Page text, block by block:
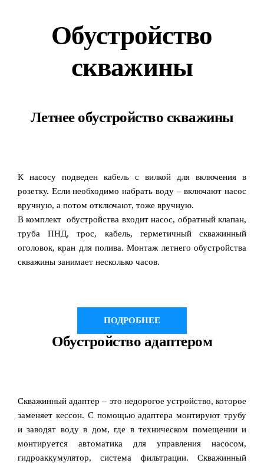
Обустройство
скважины
Летнее обустройство скважины
К насосу подведен кабель с вилкой для включения в
розетку. Если необходимо набрать воду – включают насос
вручную, а потом отключают, тоже вручную.
В комплект обустройства входит насос, обратный клапан,
труба ПНД, трос, кабель, герметичный скважинный
оголовок, кран для полива. Монтаж летнего обустройства
скважины занимает несколько часов.
ПОДРОБНЕЕ
Обустройство адаптером
Скважинный адаптер – это недорогое устройство, которое
заменяет кессон. С помощью адаптера монтируют трубу
и заводят воду в дом, где в техническом помещении и
монтируется автоматика для управления насосом,
гидроаккумулятор, система фильтрации. Скважинный